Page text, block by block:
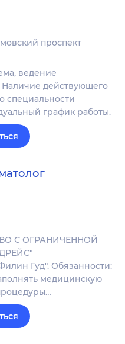
проспект
ведение
действующего
специальности
график работы.
С ОГРАНИЧЕННОЙ
Гуд". Обязанности:
медицинскую